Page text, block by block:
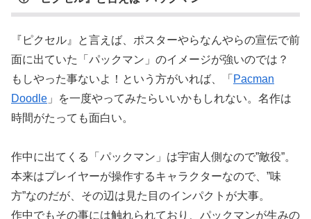
『ピクセル』と言えば、ポスターやらなんやらの宣伝で前
面に出ていた「パックマン」のイメージが強いのでは？
もしやった事ないよ！という方がいれば、「 Pacman
Doodle 」を一度やってみたらいいかもしれない。名作は
時間がたっても面白い。
作中に出てくる「パックマン」は宇宙人側なので”敵役”。
本来はプレイヤーが操作するキャラクターなので、”味
方”なのだが、その辺は見た目のインパクトが大事。
作中でもその事には触れられており、パックマンが生みの